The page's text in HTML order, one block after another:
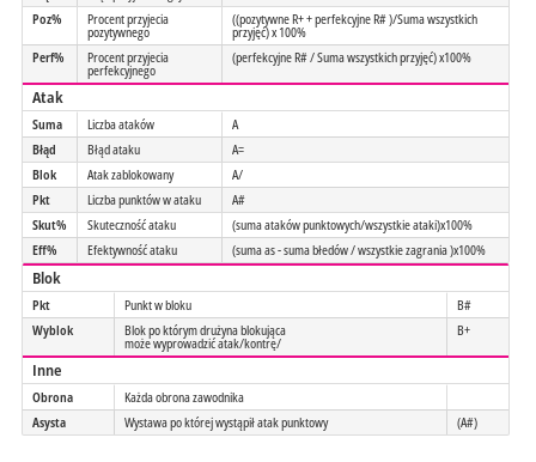
Poz%
Procent przyjecia
pozytywnego
((pozytywne R+ + perfekcyjne R# )/Suma wszystkich
przyjęć) x 100%
Perf%
Procent przyjecia
perfekcyjnego
(perfekcyjne R# / Suma wszystkich przyjęć) x100%
Atak
Suma Liczba ataków
A
Błąd
Błąd ataku
A=
Blok
Atak zablokowany
A/
Pkt
Liczba punktów w ataku
A#
Skut%
Skuteczność ataku
(suma ataków punktowych/wszystkie ataki)x100%
Eff%
Efektywność ataku (suma as - suma błedów / wszystkie zagrania )x100%
Blok
Pkt Punkt w bloku
B#
Wyblok
Blok po którym drużyna blokująca
może wyprowadzić atak/kontrę/
B+
Inne
Obrona
Każda obrona zawodnika
Asysta
Wystawa po której wystąpił atak punktowy (A#)